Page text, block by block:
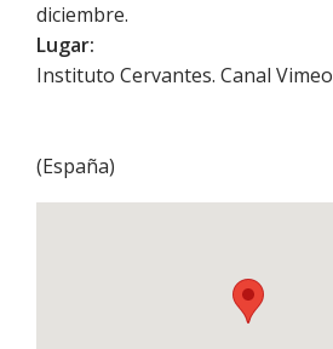
diciembre.
Lugar:
Instituto Cervantes. Canal Vimeo
(España)